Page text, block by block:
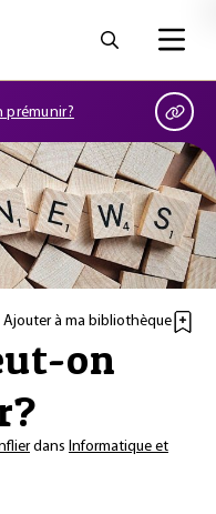
prémunir?
Ajouter à ma bibliothèque
on
dans Informatique et